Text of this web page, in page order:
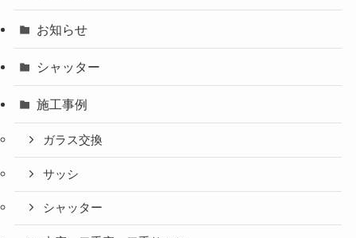
お知らせ
シャッター
施工事例
ガラス交換
サッシ
シャッター